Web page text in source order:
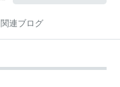
関連ブログ